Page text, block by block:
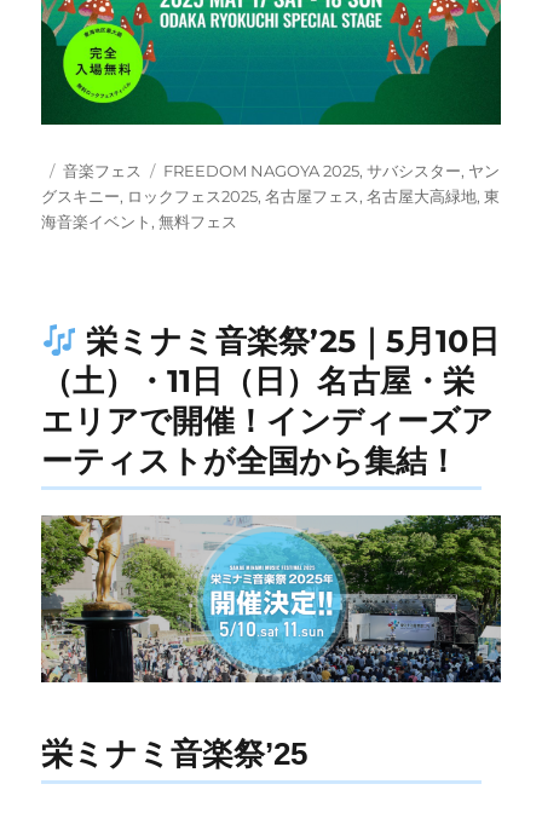
投
稿
日:
カ
テ
ゴ
音楽フェス
タ
グ
FREEDOM NAGOYA 2025,サバシスター, ヤン
グスキニー, ロックフェス2025,名古屋フェス,名古屋大高緑地,東
海音楽イベント ,無料フェス
栄ミナミ音楽祭’25｜5月10日
（土）・11日（日）名古屋・栄
エリアで開催！インディーズア
ーティストが全国から集結！
栄ミナミ音楽祭’25